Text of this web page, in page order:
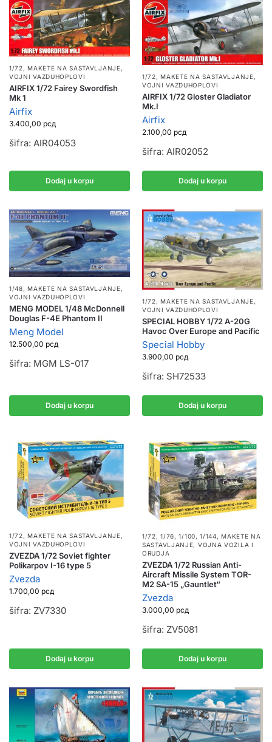
1/72, MAKETE NA SASTAVLJANJE,
VOJNI VAZDUHOPLOVI
AIRFIX 1/72 Fairey Swordfish
Mk 1
Airfix
3.400,00 рсд
šifra: AIR04053
Dodaj u korpu
1/72, MAKETE NA SASTAVLJANJE,
VOJNI VAZDUHOPLOVI
AIRFIX 1/72 Gloster Gladiator
Mk.I
Airfix
2.100,00 рсд
šifra: AIR02052
Dodaj u korpu
1/48, MAKETE NA SASTAVLJANJE,
VOJNI VAZDUHOPLOVI
MENG MODEL 1/48 McDonnell
Douglas F-4E Phantom II
Meng Model
12.500,00 рсд
šifra: MGM LS-017
Dodaj u korpu
1/72, MAKETE NA SASTAVLJANJE,
VOJNI VAZDUHOPLOVI
SPECIAL HOBBY 1/72 A-20G
Havoc Over Europe and Pacific
Special Hobby
3.900,00 рсд
šifra: SH72533
Dodaj u korpu
1/72, MAKETE NA SASTAVLJANJE,
VOJNI VAZDUHOPLOVI
ZVEZDA 1/72 Soviet fighter
Polikarpov I-16 type 5
Zvezda
1.700,00 рсд
šifra: ZV7330
Dodaj u korpu
1/72, 1/76, 1/100, 1/144,MAKETE NA
SASTAVLJANJE, VOJNA VOZILA I
ORUDJA
ZVEZDA 1/72 Russian Anti-
Aircraft Missile System TOR-
M2 SA-15 „Gauntlet“
Zvezda
3.000,00 рсд
šifra: ZV5081
Dodaj u korpu